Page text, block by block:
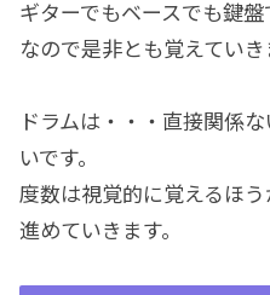
ギターでもベースでも鍵
なので是非とも覚えていき
ドラムは・・・直接関係
いです。
度数は視覚的に覚えるほ
進めていきます。